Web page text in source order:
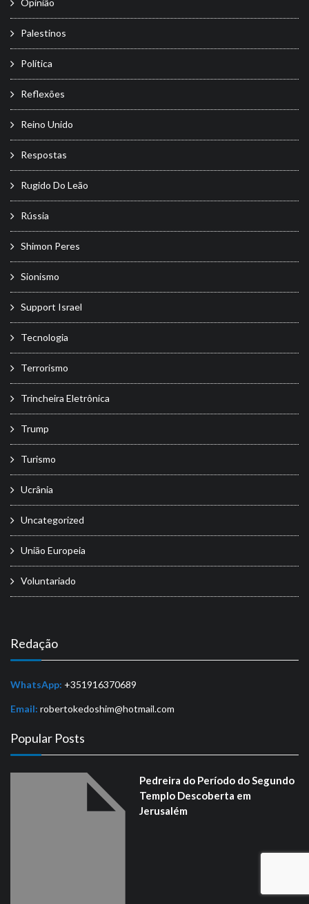
Opinião
Palestinos
Política
Reflexões
Reino Unido
Respostas
Rugido Do Leão
Rússia
Shimon Peres
Sionismo
Support Israel
Tecnologia
Terrorismo
Trincheira Eletrônica
Trump
Turismo
Ucrânia
Uncategorized
União Europeia
Voluntariado
Redação
WhatsApp: +351916370689
Email: robertokedoshim@hotmail.com
Popular Posts
Pedreira do Período do Segundo
Templo Descoberta em
Jerusalém